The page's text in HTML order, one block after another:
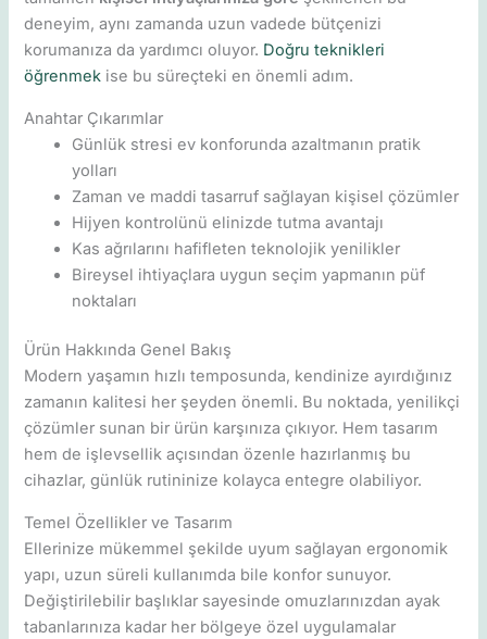
deneyim, aynı zamanda uzun vadede bütçenizi
korumanıza da yardımcı oluyor. Doğru teknikleri
öğrenmek ise bu süreçteki en önemli adım.
Anahtar Çıkarımlar
Günlük stresi ev konforunda azaltmanın pratik
yolları
Zaman ve maddi tasarruf sağlayan kişisel çözümler
Hijyen kontrolünü elinizde tutma avantajı
Kas ağrılarını hafifleten teknolojik yenilikler
Bireysel ihtiyaçlara uygun seçim yapmanın püf
noktaları
Ürün Hakkında Genel Bakış
Modern yaşamın hızlı temposunda, kendinize ayırdığınız
zamanın kalitesi her şeyden önemli. Bu noktada, yenilikçi
çözümler sunan bir ürün karşınıza çıkıyor. Hem tasarım
hem de işlevsellik açısından özenle hazırlanmış bu
cihazlar, günlük rutininize kolayca entegre olabiliyor.
Temel Özellikler ve Tasarım
Ellerinize mükemmel şekilde uyum sağlayan ergonomik
yapı, uzun süreli kullanımda bile konfor sunuyor.
Değiştirilebilir başlıklar sayesinde omuzlarınızdan ayak
tabanlarınıza kadar her bölgeye özel uygulamalar